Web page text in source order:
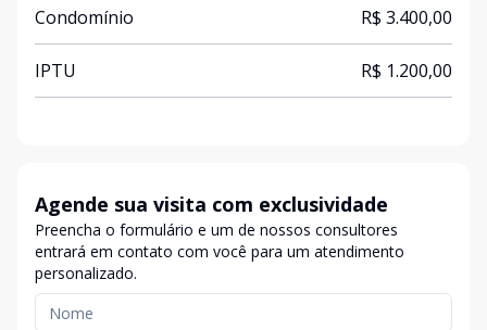
Condomínio R$ 3.400,00
IPTU R$ 1.200,00
Agende sua visita com exclusividade
Preencha o formulário e um de nossos consultores
entrará em contato com você para um atendimento
personalizado.